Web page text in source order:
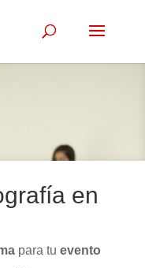
en
para tuevento